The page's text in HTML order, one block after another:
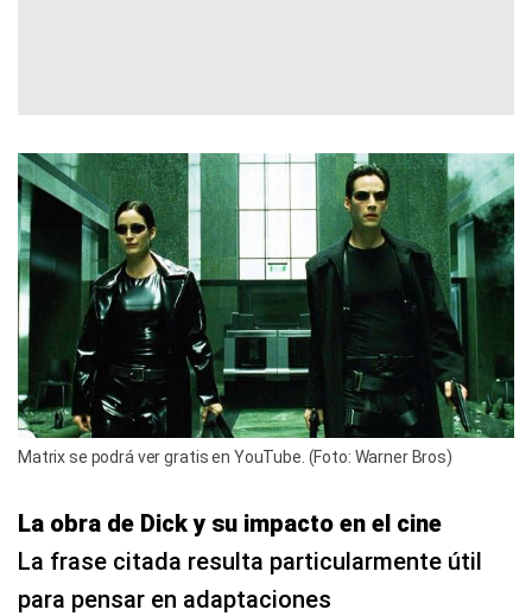
Matrix se podrá ver gratis en YouTube. (Foto: Warner Bros)
La obra de Dick y su impacto en el cine
La frase citada resulta particularmente útil
para pensar en adaptaciones